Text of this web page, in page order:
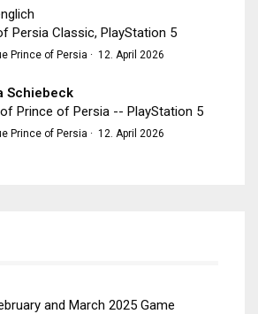
Persia Classic, PlayStation 5
Prince of Persia · 12. April 2026
Schiebeck
Prince of Persia -- PlayStation 5
Prince of Persia · 12. April 2026
and March 2025 Game